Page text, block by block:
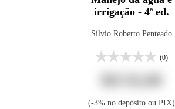
irrigação - 4ª ed.
Silvio Roberto Penteado
(0)
R$ 92,00
(-3% no depósito ou PIX)